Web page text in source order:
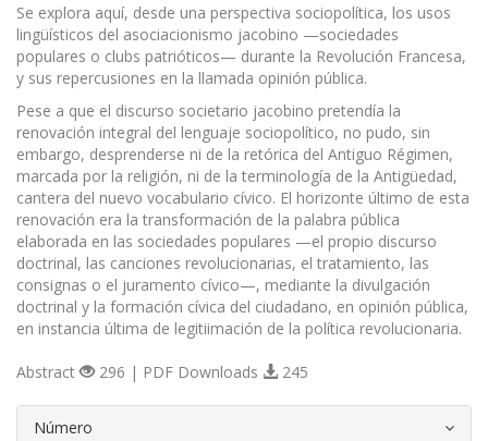
Se explora aquí, desde una perspectiva sociopolítica, los usos
lingüísticos del asociacionismo jacobino —sociedades
populares o clubs patrióticos— durante la Revolución Francesa,
y sus repercusiones en la llamada opinión pública.
Pese a que el discurso societario jacobino pretendía la
renovación integral del lenguaje sociopolítico, no pudo, sin
embargo, desprenderse ni de la retórica del Antiguo Régimen,
marcada por la religión, ni de la terminología de la Antigüedad,
cantera del nuevo vocabulario cívico. El horizonte último de esta
renovación era la transformación de la palabra pública
elaborada en las sociedades populares —el propio discurso
doctrinal, las canciones revolucionarias, el tratamiento, las
consignas o el juramento cívico—, mediante la divulgación
doctrinal y la formación cívica del ciudadano, en opinión pública,
en instancia última de legitiimación de la política revolucionaria.
Abstract 296 | PDF Downloads 245
Número